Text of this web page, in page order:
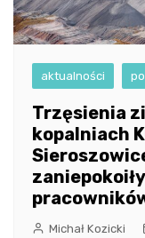
aktualności
Trzęsienia
kopalniach
Michał Kozicki